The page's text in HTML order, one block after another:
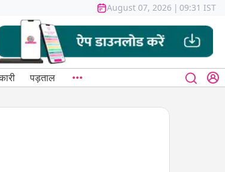
August 07, 2026 | 09:31 IST
पड़ताल